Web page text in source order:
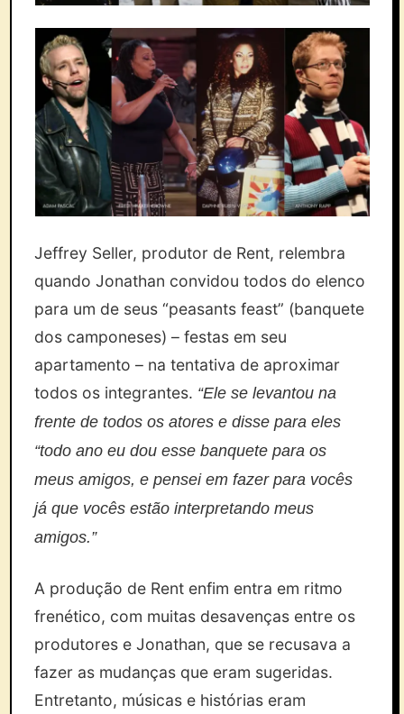
Jeffrey Seller, produtor de Rent, relembra
quando Jonathan convidou todos do elenco
para um de seus “peasants feast” (banquete
dos camponeses) – festas em seu
apartamento – na tentativa de aproximar
todos os integrantes. “Ele se levantou na
frente de todos os atores e disse para eles
“todo ano eu dou esse banquete para os
meus amigos, e pensei em fazer para vocês
já que vocês estão interpretando meus
amigos.”
A produção de Rent enfim entra em ritmo
frenético, com muitas desavenças entre os
produtores e Jonathan, que se recusava a
fazer as mudanças que eram sugeridas.
Entretanto, músicas e histórias eram